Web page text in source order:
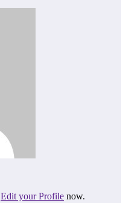
Edit your Profile now.